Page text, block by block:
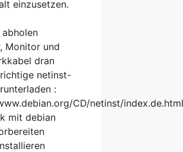
einzusetzen.
Monitor und
dran
netinst-
:
CD/netinst/index.de.html
mit debian